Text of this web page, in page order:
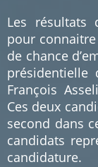
Les résultats
pour
de chance
présidentielle
François
Ces deux
second dans
candidats
candidature.